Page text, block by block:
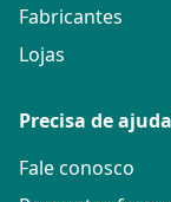
Fabricantes
Lojas
Precisa de
Fale conosco